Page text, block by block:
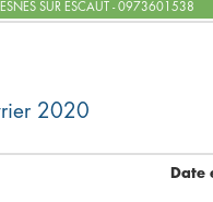
SUR ESCAUT - 0973601538
2020
Date